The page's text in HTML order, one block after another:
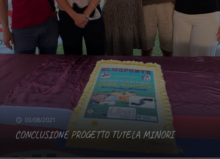
03/08/2021
CONCLUSIONE PROGETTO TUTELA MINORI